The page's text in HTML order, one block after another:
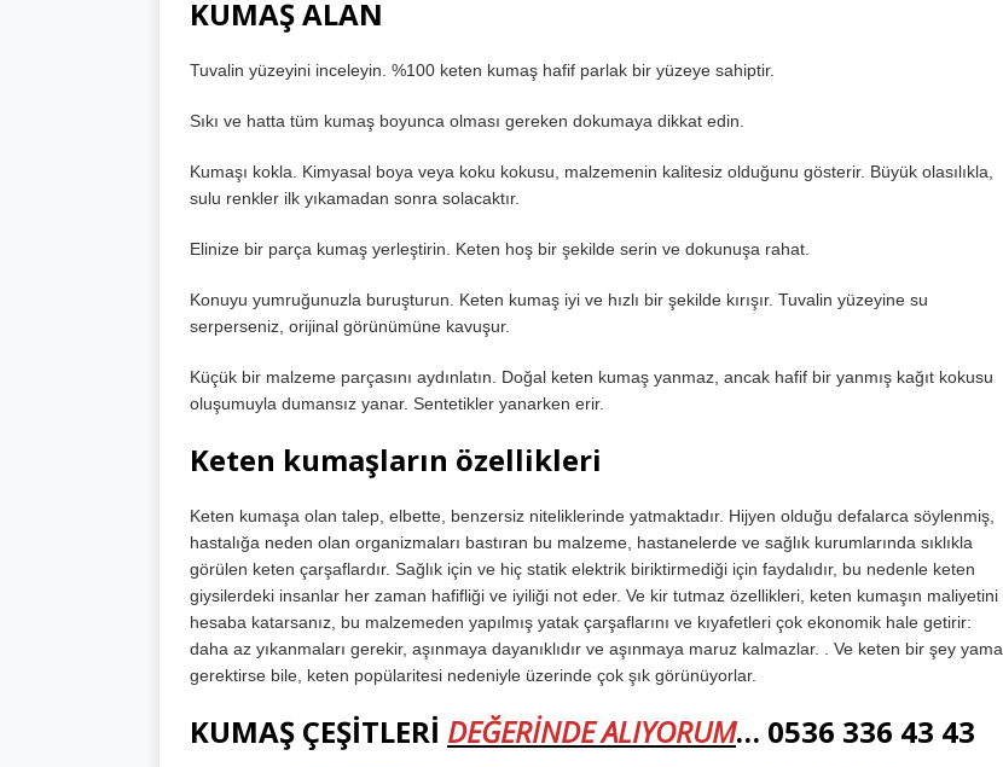
KUMAŞ ALAN
Tuvalin yüzeyini inceleyin. %100 keten kumaş hafif parlak bir yüzeye sahiptir.
Sıkı ve hatta tüm kumaş boyunca olması gereken dokumaya dikkat edin.
Kumaşı kokla. Kimyasal boya veya koku kokusu, malzemenin kalitesiz olduğunu gösterir. Büyük olasılıkla,
sulu renkler ilk yıkamadan sonra solacaktır.
Elinize bir parça kumaş yerleştirin. Keten hoş bir şekilde serin ve dokunuşa rahat.
Konuyu yumruğunuzla buruşturun. Keten kumaş iyi ve hızlı bir şekilde kırışır. Tuvalin yüzeyine su
serperseniz, orijinal görünümüne kavuşur.
Küçük bir malzeme parçasını aydınlatın. Doğal keten kumaş yanmaz, ancak hafif bir yanmış kağıt kokusu
oluşumuyla dumansız yanar. Sentetikler yanarken erir.
Keten kumaşların özellikleri
Keten kumaşa olan talep, elbette, benzersiz niteliklerinde yatmaktadır. Hijyen olduğu defalarca söylenmiş,
hastalığa neden olan organizmaları bastıran bu malzeme, hastanelerde ve sağlık kurumlarında sıklıkla
görülen keten çarşaflardır. Sağlık için ve hiç statik elektrik biriktirmediği için faydalıdır, bu nedenle keten
giysilerdeki insanlar her zaman hafifliği ve iyiliği not eder. Ve kir tutmaz özellikleri, keten kumaşın maliyetini
hesaba katarsanız, bu malzemeden yapılmış yatak çarşaflarını ve kıyafetleri çok ekonomik hale getirir:
daha az yıkanmaları gerekir, aşınmaya dayanıklıdır ve aşınmaya maruz kalmazlar. . Ve keten bir şey yama
gerektirse bile, keten popülaritesi nedeniyle üzerinde çok şık görünüyorlar.
KUMAŞ ÇEŞİTLERİ DEĞERİNDE ALIYORUM… 0536 336 43 43